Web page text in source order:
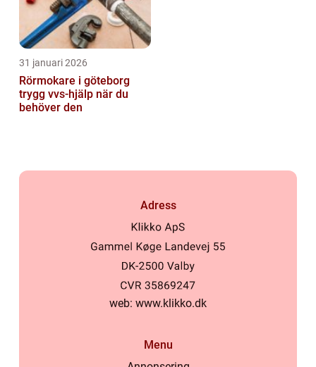
31 januari 2026
Rörmokare i göteborg
trygg vvs-hjälp när du
behöver den
Adress
web: www.klikko.dk
Menu